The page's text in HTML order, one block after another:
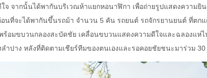
ใจ จากนั้นได้พากันบริเวณห้าแยกหอนาฬิกา เพื่อถ่ายรูปแสดงความยิ
นที่จะได้พากันขึ้นรถม้า จำนวน 5 คัน รถยนต์ รถจักรยานยนต์ ที่ตก
ร้อมขบวนกลองสะบัดชัย เคลื่อนขบวนแสดงความดีใจและฉลองแห่
ลำปาง หลังที่ติดตามเชียร์ทีมของตนเองและรอคอยชัยชนะมาร่วม 30